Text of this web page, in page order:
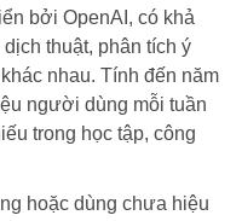
bởi OpenAI, có khả
thuật, phân tích ý
nhau. Tính đến năm
người dùng mỗi tuần
trong học tập, công
hoặc dùng chưa hiệu